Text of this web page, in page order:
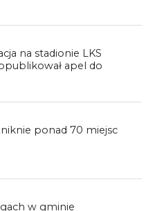
na stadionie LKS
apel do
ponad 70 miejsc
w gminie